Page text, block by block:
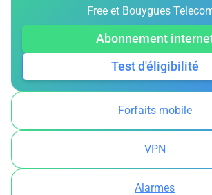
Free et Bouygues
Abonnement
Test d'éligibilité
Forfaits mobile
VPN
Alarmes